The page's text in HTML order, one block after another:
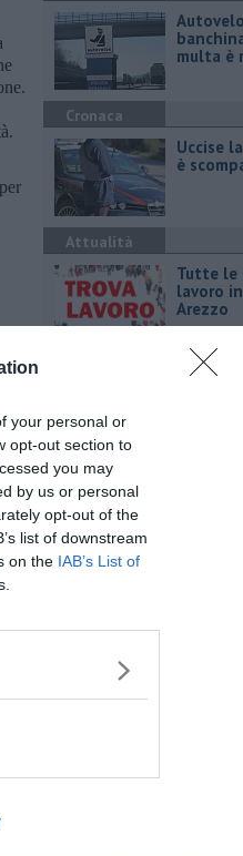
your personal or
opt-out section to
you may
by us or personal
opt-out of the
list of downstream
on the IAB’s List of
multa è
Cronaca
Uccise
è
Attualità
​Tutte
lavoro
Arezzo
IL NETWORK